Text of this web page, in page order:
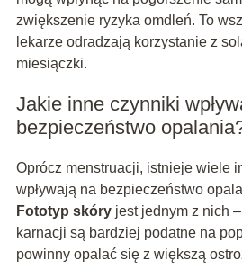
zwiększenie ryzyka omdleń. To
lekarze odradzają korzystanie z
miesiączki.
Jakie inne czynniki
bezpieczeństwo
Oprócz menstruacji, istnieje wiele
wpływają na bezpieczeństwo
Fototyp skóryjest jednym z nich
karnacji są bardziej podatne na
powinny opalać się z większą